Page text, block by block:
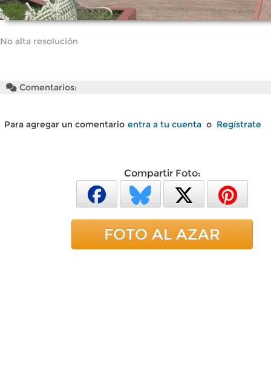
No alta resolución
Comentarios:
Para agregar un comentario entra a tu cuenta o Regístrate
Compartir Foto:
FOTO AL AZAR